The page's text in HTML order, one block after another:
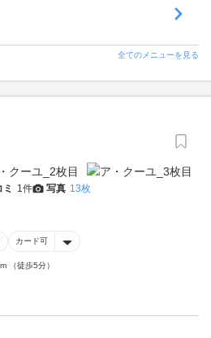
全てのメニューを見る
ミ 1件 写真 13枚
カード可
（徒歩5分）